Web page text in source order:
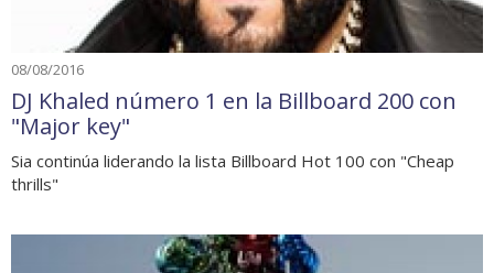
08/08/2016
DJ Khaled número 1 en la Billboard 200 con
"Major key"
Sia continúa liderando la lista Billboard Hot 100 con "Cheap
thrills"